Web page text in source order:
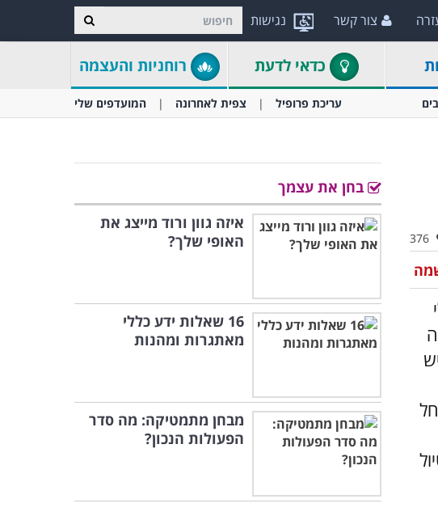
נגישות צור קשר
כדאי לדעת רוחניות והעצמה
עריכת פרופיל צפית לאחרונה המועדפים שלי
אהבו:
376
14 מהם. החל
בחן את עצמך
איזה גוון ורוד מייצג את
האופי שלך?
16 שאלות ידע כללי
מאתגרות ומהנות
מבחן מתמטיקה: מה סדר
הפעולות הנכון?